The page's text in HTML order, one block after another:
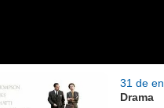
31 de
Drama